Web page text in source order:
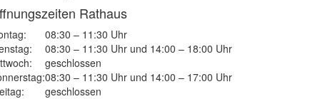
Rathaus
08:30 – 11:30 Uhr
08:30 – 11:30 Uhr und 14:00 – 18:00 Uhr
geschlossen
08:30 – 11:30 Uhr und 14:00 – 17:00 Uhr
geschlossen